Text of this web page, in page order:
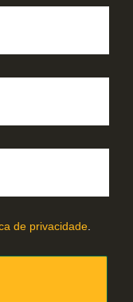
de privacidade